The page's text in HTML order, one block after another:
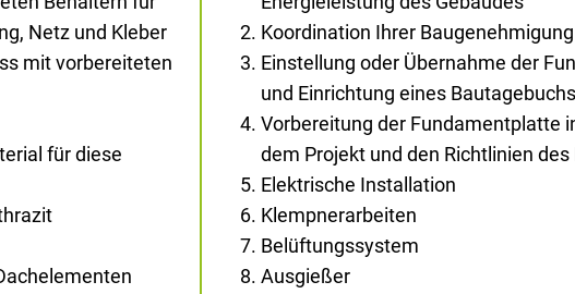
Netz und Kleber
mit vorbereiteten
für diese
Koordination Ihrer
Einstellung oder Übernahme der
und Einrichtung eines Bautagebuchs
Vorbereitung der Fundamentplatte
dem Projekt und den Richtlinien
Elektrische Installation
Klempnerarbeiten
Belüftungssystem
Ausgießer